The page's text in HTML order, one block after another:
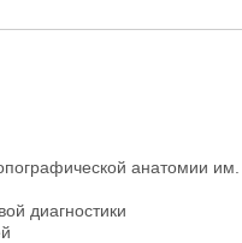
анатомии им.
диагностики